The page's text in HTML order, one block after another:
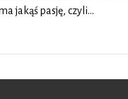
jakąś pasję, czyli…